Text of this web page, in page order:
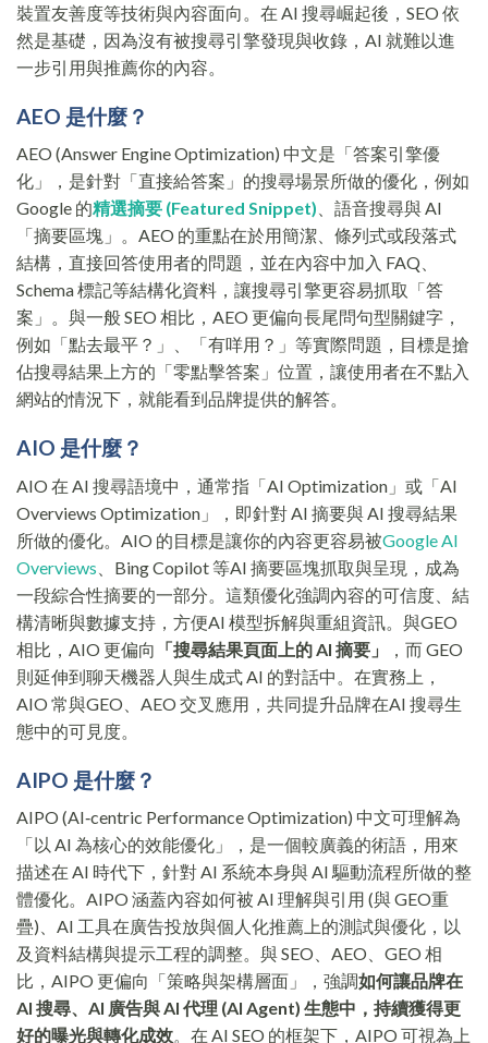
裝置友善度等技術與內容面向。在 AI 搜尋崛起後，SEO 依
然是基礎，因為沒有被搜尋引擎發現與收錄，AI 就難以進
一步引用與推薦你的內容。
AEO 是什麼？
AEO (Answer Engine Optimization) 中文是「答案引擎優
化」，是針對「直接給答案」的搜尋場景所做的優化，例如
Google 的精選摘要 (Featured Snippet) 、語音搜尋與 AI
「摘要區塊」。AEO 的重點在於用簡潔、條列式或段落式
結構，直接回答使用者的問題，並在內容中加入 FAQ、
Schema 標記等結構化資料，讓搜尋引擎更容易抓取「答
案」。與一般 SEO 相比，AEO 更偏向長尾問句型關鍵字，
例如「點去最平？」、「有咩用？」等實際問題，目標是搶
佔搜尋結果上方的「零點擊答案」位置，讓使用者在不點入
網站的情況下，就能看到品牌提供的解答。
AIO 是什麼？
AIO 在 AI 搜尋語境中，通常指「AI Optimization」或「AI
Overviews Optimization」，即針對 AI 摘要與 AI 搜尋結果
所做的優化。AIO 的目標是讓你的內容更容易被Google AI
Overviews 、Bing Copilot 等AI 摘要區塊抓取與呈現，成為
一段綜合性摘要的一部分。這類優化強調內容的可信度、結
構清晰與數據支持，方便AI 模型拆解與重組資訊。與GEO
相比，AIO 更偏向 「搜尋結果頁面上的 AI 摘要」
，而 GEO
則延伸到聊天機器人與生成式 AI 的對話中。在實務上，
AIO 常與GEO、AEO 交叉應用，共同提升品牌在AI 搜尋生
態中的可見度。
AIPO 是什麼？
AIPO (AI‑centric Performance Optimization) 中文可理解為
「以 AI 為核心的效能優化」，是一個較廣義的術語，用來
描述在 AI 時代下，針對 AI 系統本身與 AI 驅動流程所做的整
體優化。AIPO 涵蓋內容如何被 AI 理解與引用 (與 GEO重
疊)、AI 工具在廣告投放與個人化推薦上的測試與優化，以
及資料結構與提示工程的調整。與 SEO、AEO、GEO 相
比，AIPO 更偏向「策略與架構層面」，強調如何讓品牌在
AI 搜尋、AI 廣告與 AI 代理 (AI Agent) 生態中，持續獲得更
好的曝光與轉化成效。在 AI SEO 的框架下，AIPO 可視為上